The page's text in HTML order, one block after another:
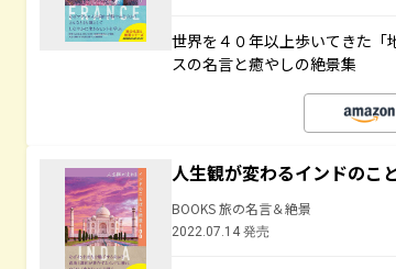
世界を４０年以上歩いてきた「
スの名言と癒やしの絶景集
人生観が変わるインドのこ
BOOKS 旅の名言＆絶景
2022.07.14 発売